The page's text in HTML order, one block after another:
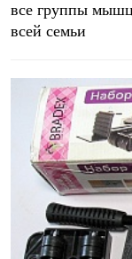
все группы
всей семьи